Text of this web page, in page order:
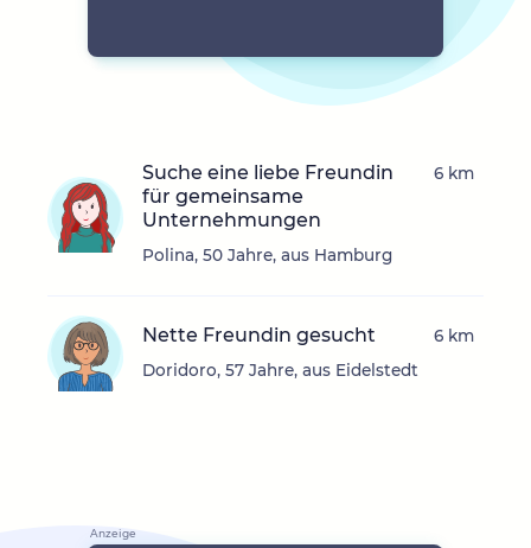
Suche eine liebe Freundin
für gemeinsame
Unternehmungen
Polina, 50 Jahre, aus Hamburg
6 km
Nette Freundin gesucht
Doridoro, 57 Jahre, aus Eidelstedt
6 km